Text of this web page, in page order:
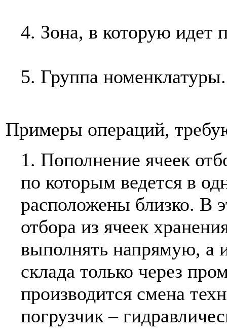
4. Зона, в которую идет
5. Группа номенклатуры.
Примеры операций,
1. Пополнение ячеек
по которым ведется в
расположены близко. В
отбора из ячеек
выполнять напрямую, а
склада только через
производится смена
погрузчик –